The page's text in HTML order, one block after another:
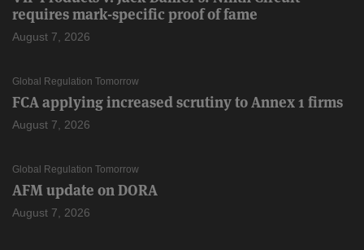
requires mark-specific proof of fame
August 7, 2026
Global Regulation Tomorrow
FCA applying increased scrutiny to Annex 1 firms
August 7, 2026
Global Regulation Tomorrow
AFM update on DORA
August 7, 2026